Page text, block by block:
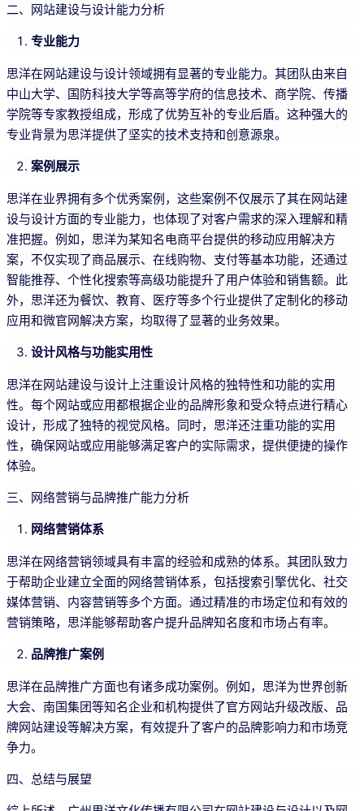
二、网站建设与设计能力分析
专业能力
思洋在网站建设与设计领域拥有显著的专业能力。其团队由来自
中山大学、国防科技大学等高等学府的信息技术、商学院、传播
学院等专家教授组成，形成了优势互补的专业后盾。这种强大的
专业背景为思洋提供了坚实的技术支持和创意源泉。
案例展示
思洋在业界拥有多个优秀案例，这些案例不仅展示了其在网站建
设与设计方面的专业能力，也体现了对客户需求的深入理解和精
准把握。例如，思洋为某知名电商平台提供的移动应用解决方
案，不仅实现了商品展示、在线购物、支付等基本功能，还通过
智能推荐、个性化搜索等高级功能提升了用户体验和销售额。此
外，思洋还为餐饮、教育、医疗等多个行业提供了定制化的移动
应用和微官网解决方案，均取得了显著的业务效果。
设计风格与功能实用性
思洋在网站建设与设计上注重设计风格的独特性和功能的实用
性。每个网站或应用都根据企业的品牌形象和受众特点进行精心
设计，形成了独特的视觉风格。同时，思洋还注重功能的实用
性，确保网站或应用能够满足客户的实际需求，提供便捷的操作
体验。
三、网络营销与品牌推广能力分析
网络营销体系
思洋在网络营销领域具有丰富的经验和成熟的体系。其团队致力
于帮助企业建立全面的网络营销体系，包括搜索引擎优化、社交
媒体营销、内容营销等多个方面。通过精准的市场定位和有效的
营销策略，思洋能够帮助客户提升品牌知名度和市场占有率。
品牌推广案例
思洋在品牌推广方面也有诸多成功案例。例如，思洋为世界创新
大会、南国集团等知名企业和机构提供了官方网站升级改版、品
牌网站建设等解决方案，有效提升了客户的品牌影响力和市场竞
争力。
四、总结与展望